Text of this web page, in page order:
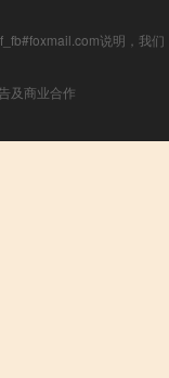
说明，我们
及商业合作